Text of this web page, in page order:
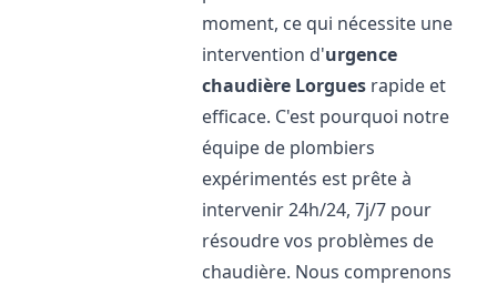
moment, ce qui nécessite une
intervention d'urgence
chaudière Lorgues rapide et
efficace. C'est pourquoi notre
équipe de plombiers
expérimentés est prête à
intervenir 24h/24, 7j/7 pour
résoudre vos problèmes de
chaudière. Nous comprenons